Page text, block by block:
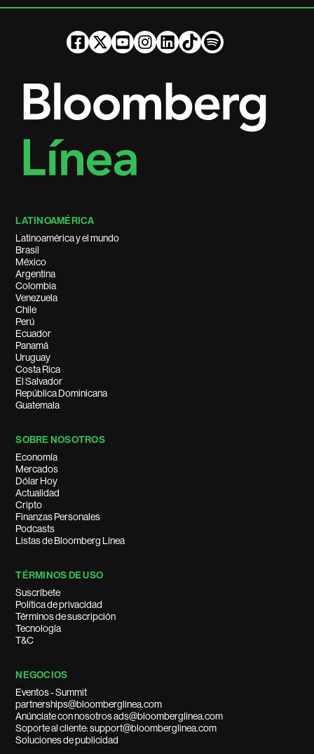
LATINOAMÉRICA
Latinoamérica y el mundo
Brasil
México
Argentina
Colombia
Venezuela
Chile
Perú
Ecuador
Panamá
Uruguay
Costa Rica
El Salvador
República Dominicana
Guatemala
SOBRE NOSOTROS
Economía
Mercados
Dólar Hoy
Actualidad
Cripto
Finanzas Personales
Podcasts
Listas de Bloomberg Línea
TÉRMINOS DE USO
Suscríbete
Política de privacidad
Términos de suscripción
Tecnología
T&C
NEGOCIOS
Eventos - Summit
partnerships@bloomberglinea.com
Anúnciate con nosotros ads@bloomberglinea.com
Soporte al cliente: support@bloomberglinea.com
Soluciones de publicidad